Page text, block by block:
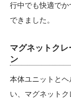
行中でも快適で
できました。
マグネットク
ン
本体ユニットと
い、マグネットク